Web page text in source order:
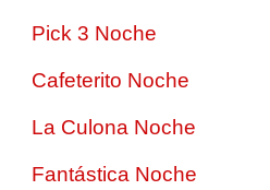
Pick 3 Noche
Cafeterito Noche
La Culona Noche
Fantástica Noche